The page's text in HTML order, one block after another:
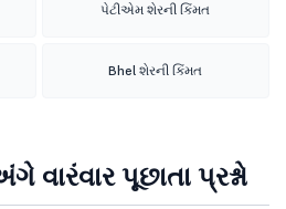
પેટીએમ શેરની કિંમત
Bhel શેરની કિંમત
પૂછાતા પ્રશ્નો